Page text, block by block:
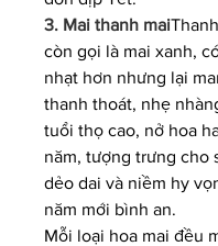
3. Mai thanh mai
còn gọi là mai xanh,
nhạt hơn nhưng lại
thanh thoát, nhẹ
tuổi thọ cao, nở hoa
năm, tượng trưng cho
dẻo dai và niềm hy
năm mới bình an.
Mỗi loại hoa mai đều